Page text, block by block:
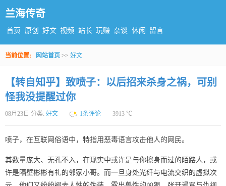
兰海传奇
首页 原创 好文 视频 站长 玩赚 杂谈 休闲 留言
当前位置: 网站首页 >> 好文
【转自知乎】致喷子：以后招来杀身之祸，可别
怪我没提醒过你
08月23日 分类: 好文 1条评论 3913 ℃
喷子，在互联网俗语中，特指用恶毒语言攻击他人的网民。
其数量庞大、无孔不入，在现实中或许是与你擦身而过的陌路人，或
许是隔壁彬彬有礼的邻家小哥。而一旦身处光纤与电流交织的虚拟次